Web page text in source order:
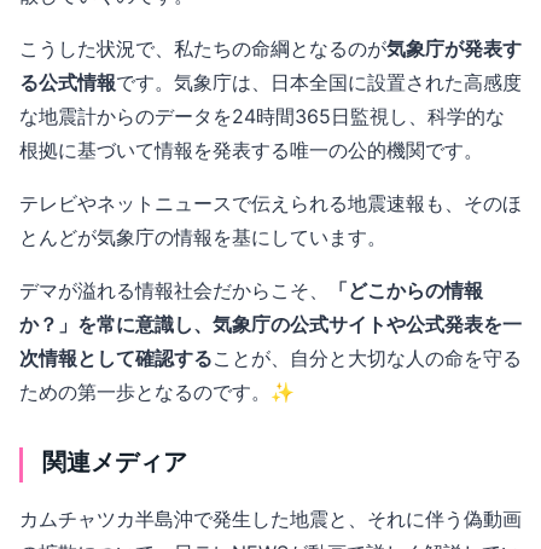
こうした状況で、私たちの命綱となるのが気象庁が発表す
る公式情報です。気象庁は、日本全国に設置された高感度
な地震計からのデータを24時間365日監視し、科学的な
根拠に基づいて情報を発表する唯一の公的機関です。
テレビやネットニュースで伝えられる地震速報も、そのほ
とんどが気象庁の情報を基にしています。
デマが溢れる情報社会だからこそ、
「どこからの情報
か？」を常に意識し、気象庁の公式サイトや公式発表を一
次情報として確認することが、自分と大切な人の命を守る
ための第一歩となるのです。✨
関連メディア
カムチャツカ半島沖で発生した地震と、それに伴う偽動画